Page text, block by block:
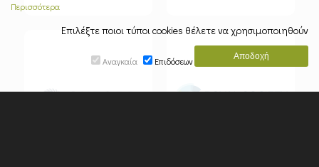
Περισσότερα
Επιλέξτε ποιοι τύποι cookies θέλετε να χρησιμοποιηθούν
Αναγκαία Επιδόσεων